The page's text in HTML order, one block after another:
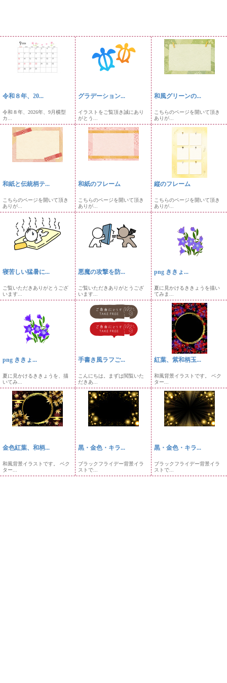
令和８年、20...
令和８年、2026年、9月横型
カ...
グラデーション...
イラストをご覧頂き誠にあり
がとう...
和風グリーンの...
こちらのページを開いて頂き
ありが...
和紙と伝統柄テ...
こちらのページを開いて頂き
ありが...
和紙のフレーム
こちらのページを開いて頂き
ありが...
縦のフレーム
こちらのページを開いて頂き
ありが...
寝苦しい猛暑に...
ご覧いただきありがとうござ
います...
悪魔の攻撃を防...
ご覧いただきありがとうござ
います...
png ききょ...
夏に見かけるききょうを描い
てみま...
png ききょ...
夏に見かけるききょうを、描
いてみ...
手書き風ラフご...
こんにちは。まずは閲覧いた
だきあ...
紅葉、紫和柄玉...
和風背景イラストです。 ベク
ター...
金色紅葉、和柄...
和風背景イラストです。 ベク
ター...
黒・金色・キラ...
ブラックフライデー背景イラ
ストで...
黒・金色・キラ...
ブラックフライデー背景イラ
ストで...